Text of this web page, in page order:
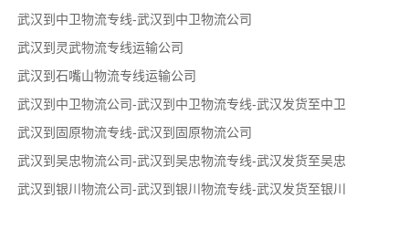
武汉到中卫物流专线-武汉到中卫物流公司
武汉到灵武物流专线运输公司
武汉到石嘴山物流专线运输公司
武汉到中卫物流公司-武汉到中卫物流专线-武汉发货至中卫
武汉到固原物流专线-武汉到固原物流公司
武汉到吴忠物流公司-武汉到吴忠物流专线-武汉发货至吴忠
武汉到银川物流公司-武汉到银川物流专线-武汉发货至银川